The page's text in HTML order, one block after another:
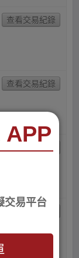
APP
交易平台